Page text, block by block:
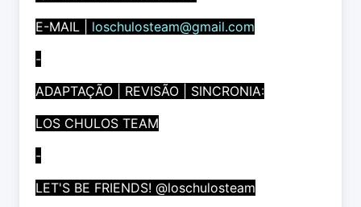
E-MAIL | loschulosteam@gmail.com
-
ADAPTAÇÃO | REVISÃO | SINCRONIA:
LOS CHULOS TEAM
-
LET'S BE FRIENDS! @loschulosteam